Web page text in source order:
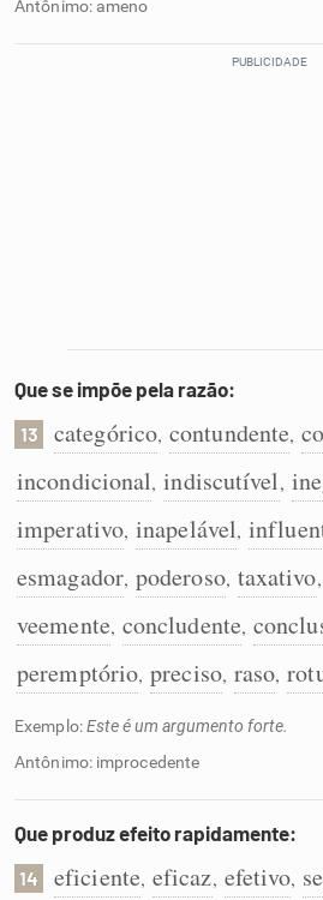
Antônimo: ameno
Que se impõe pela razão:
13 categórico, contundente,
incondicional, indiscutível,
imperativo, inapelável,
esmagador, poderoso, taxativo,
veemente, concludente,
peremptório, preciso, raso,
Exemplo:Este é um argumento forte.
Antônimo: improcedente
Que produz efeito rapidamente:
14 eficiente, eficaz, efetivo,